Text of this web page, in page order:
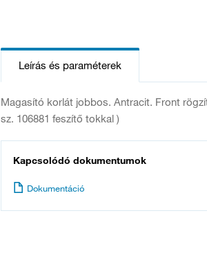
Leírás és paraméterek
Magasító korlát jobbos. Antracit. Front
sz. 106881 feszítő tokkal )
Kapcsolódó dokumentumok
Dokumentáció